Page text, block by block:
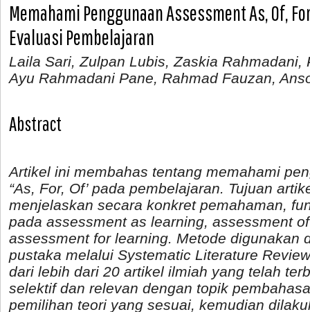
Memahami Penggunaan Assessment As, Of,
Evaluasi Pembelajaran
Laila Sari, Zulpan Lubis, Zaskia Rahmadani,
Ayu Rahmadani Pane, Rahmad Fauzan,
Abstract
Artikel ini membahas tentang memahami
“As, For, Of’ pada pembelajaran. Tujuan
menjelaskan secara konkret pemahaman,
pada assessment as learning, assessment
assessment for learning. Metode digunakan
pustaka melalui Systematic Literature
dari lebih dari 20 artikel ilmiah yang telah
selektif dan relevan dengan topik
pemilihan teori yang sesuai, kemudian